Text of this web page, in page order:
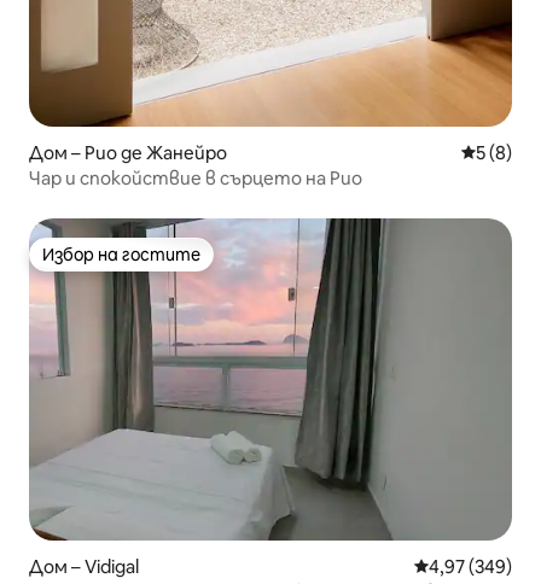
Дом – Рио де Жанейро Средна
5 (8)
Чар и спокойствие в сърцето на Рио
Избор на гостите
Избор на гостите
Дом – Vidigal Средна
4,97 (349)